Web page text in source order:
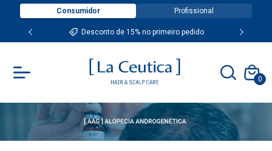
Consumidor Profissional
Desconto de 15% no primeiro pedido
0